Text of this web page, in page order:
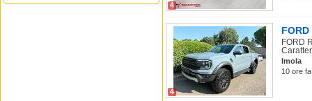
4
4
FORD
Imola
10 ore